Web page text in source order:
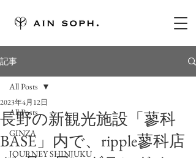
記事
All Posts
GINZA
JOURNEY SHINJUKU
All Posts
長野の新観光施設「蓼科
BASE」内で、ripple蓼科店
2023年4月12日